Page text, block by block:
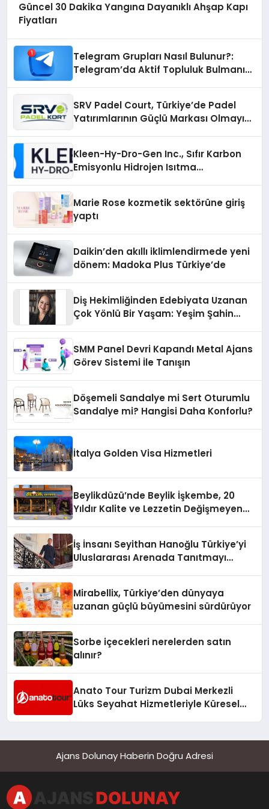
Güncel 30 Dakika Yangına Dayanıklı Ahşap Kapı
Fiyatları
Telegram Grupları Nasıl Bulunur?:
Telegram’da Aktif Topluluk Bulmanın
SRV Padel Court, Türkiye’de Padel
Yatırımlarının Güçlü Markası Olmayı
Kleen-Hy-Dro-Gen Inc., Sıfır Karbon
Emisyonlu Hidrojen Isıtma
Marie Rose kozmetik sektörüne giriş
yaptı
Daikin’den akıllı iklimlendirmede yeni
dönem: Madoka Plus Türkiye’de
Diş Hekimliğinden Edebiyata Uzanan
Çok Yönlü Bir Yaşam: Yeşim Şahin
SMM Panel Devri Kapandı Metal Ajans
Görev Sistemi İle Tanışın
Döşemeli Sandalye mi Sert Oturumlu
Sandalye mi? Hangisi Daha Konforlu?
İtalya Golden Visa Hizmetleri
Beylikdüzü’nde Beylik İşkembe, 20
Yıldır Kalite ve Lezzetin Değişmeyen
İş İnsanı Seyithan Hanoğlu Türkiye’yi
Uluslararası Arenada Tanıtmayı
Mirabellix, Türkiye’den dünyaya
uzanan güçlü büyümesini sürdürüyor
Sorbe içecekleri nerelerden satın
alınır?
Anato Tour Turizm Dubai Merkezli
Lüks Seyahat Hizmetleriyle Küresel
Ajans Dolunay Haberin Doğru Adresi